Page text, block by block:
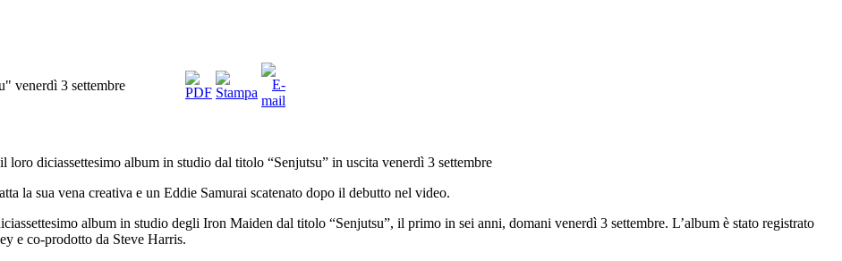
venerdì 3 settembre
diciassettesimo album in studio dal titolo “Senjutsu” in uscita venerdì 3 settembre
la sua vena creativa e un Eddie Samurai scatenato dopo il debutto nel video.
album in studio degli Iron Maiden dal titolo “Senjutsu”, il primo in sei anni, domani venerdì 3 settembre. L’album è stato registrato
e co-prodotto da Steve Harris.